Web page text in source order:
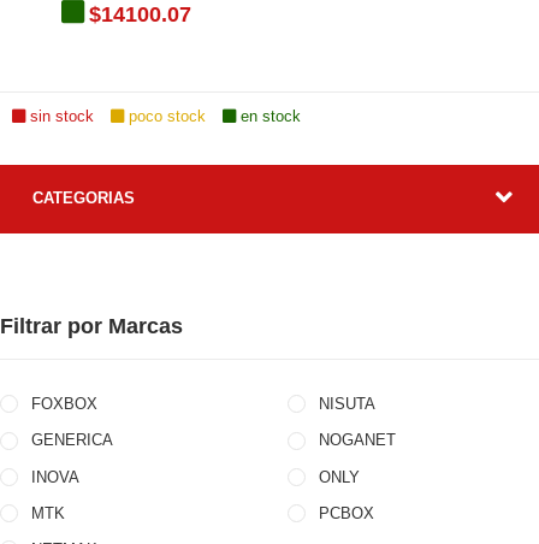
$14100.07
sin stock poco stock en stock
CATEGORIAS
Filtrar por Marcas
FOXBOX
GENERICA
INOVA
MTK
NISUTA
NOGANET
ONLY
PCBOX